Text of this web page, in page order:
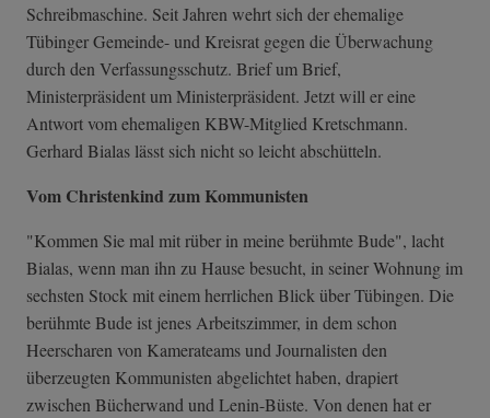
Schreibmaschine. Seit Jahren wehrt sich der ehemalige
Tübinger Gemeinde- und Kreisrat gegen die Überwachung
durch den Verfassungsschutz. Brief um Brief,
Ministerpräsident um Ministerpräsident. Jetzt will er eine
Antwort vom ehemaligen KBW-Mitglied Kretschmann.
Gerhard Bialas lässt sich nicht so leicht abschütteln.
Vom Christenkind zum Kommunisten
"Kommen Sie mal mit rüber in meine berühmte Bude", lacht
Bialas, wenn man ihn zu Hause besucht, in seiner Wohnung im
sechsten Stock mit einem herrlichen Blick über Tübingen. Die
berühmte Bude ist jenes Arbeitszimmer, in dem schon
Heerscharen von Kamerateams und Journalisten den
überzeugten Kommunisten abgelichtet haben, drapiert
zwischen Bücherwand und Lenin-Büste. Von denen hat er